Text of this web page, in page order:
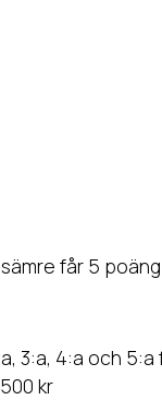
får 5
3:a, 4:a och
kr